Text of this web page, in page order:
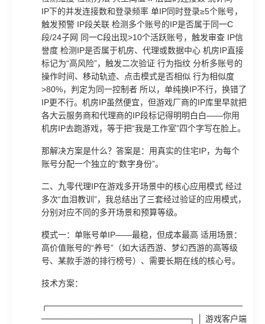
IP下的并发连接数和登录频率 单IP同时登录≥5个账号，
触发预警 IP段关联 检测多个账号的IP是否属于同一C
段/24子网 同一C段出现>10个活跃账号，触发审查 IP信
誉度 检测IP是否属于机房、代理或数据中心 机房IP直接
标记为“高风险”，触发二次验证 行为指纹 分析多账号的
操作时间、移动轨迹、点击模式是否相似 行为相似度
>80%，判定为同一控制者 所以，单纯换IP不行，换错了
IP更不行。机房IP虽然便宜，但游戏厂商的IP库里早就把
各大云服务商和代理商的IP段标记得明明白白——你用
机房IP去跑游戏，等于把“我是工作室”四个字写在脸上。
那解决方案是什么？答案是：用真实的住宅IP，为每个
账号分配一个独立的“数字身份”。
二、九零代理IP在游戏多开场景中的核心应用模式 经过
多次“血泪教训”，我总结出了三套经过验证的应用模式，
分别对应不同的多开场景和预算等级。
模式一：单账号单IP——最稳，但成本最高 适用场景：
高价值账号的“养号”（如大话西游、梦幻西游的高等级
号、某款手游的排行榜号）、需要长期在线的核心号。
技术方案：
┌─────────────────────────────────
─────────────────────────┐ │ 游戏客户端